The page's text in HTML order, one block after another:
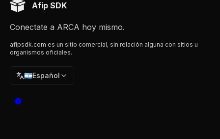
Afip SDK
Conectate a ARCA hoy mismo.
afipsdk.com es un sitio comercial, sin relación alguna con sitios u
organismos oficiales.
🇦🇷Español